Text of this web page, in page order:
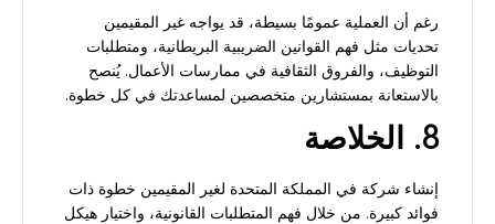
رغم أن العملية عمومًا بسيطة، قد يواجه غير المقيمين
تحديات مثل فهم القوانين الضريبية البريطانية، ومتطلبات
التوظيف، والفروق الثقافية في ممارسات الأعمال. يُنصح
بالاستعانة بمستشارين متخصصين لمساعدتك في كل خطوة.
8. الخلاصة
إنشاء شركة في المملكة المتحدة لغير المقيمين خطوة ذات
فوائد كبيرة. من خلال فهم المتطلبات القانونية، واختيار هيكل